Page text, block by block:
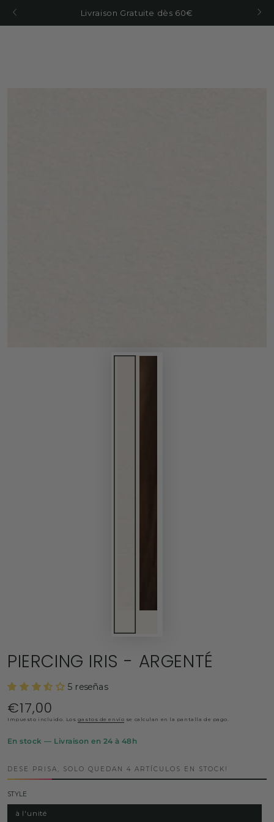
CONTENIDO
Livraison Gratuite dès 60€
PIERCING IRIS - ARGENTÉ
5 reseñas
Precio
regular
€17,00
Impuesto incluido. Los gastos de envío se calculan en la pantalla de pago.
En stock — Livraison en 24 à 48h
DESE PRISA, SOLO QUEDAN 4 ARTÍCULOS EN STOCK!
STYLE
à l'unité
Variante